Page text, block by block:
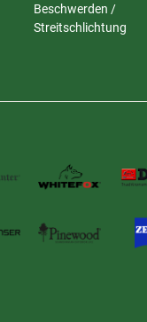
Beschwerden /
Streitschlichtung